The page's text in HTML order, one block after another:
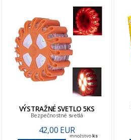
VÝSTRAŽNÉ SVETLO 5KS
Bezpečnostné svetlá
42,00 EUR
množstvoks